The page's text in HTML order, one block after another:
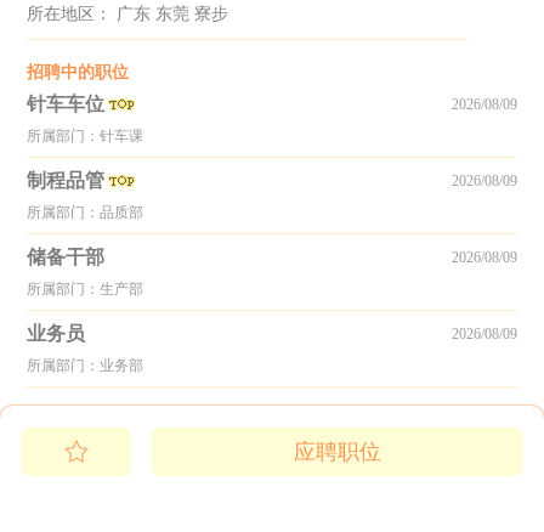
所在地区： 广东 东莞 寮步
招聘中的职位
针车车位
所属部门：针车课
2026/08/09
制程品管
所属部门：品质部
2026/08/09
储备干部
所属部门：生产部
2026/08/09
业务员
所属部门：业务部
2026/08/09
应聘职位